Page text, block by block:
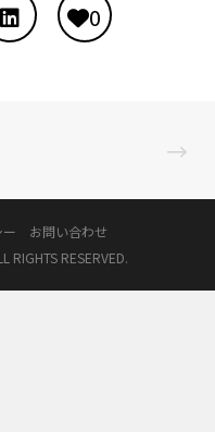
0
お問い合わせ
RIGHTS RESERVED.